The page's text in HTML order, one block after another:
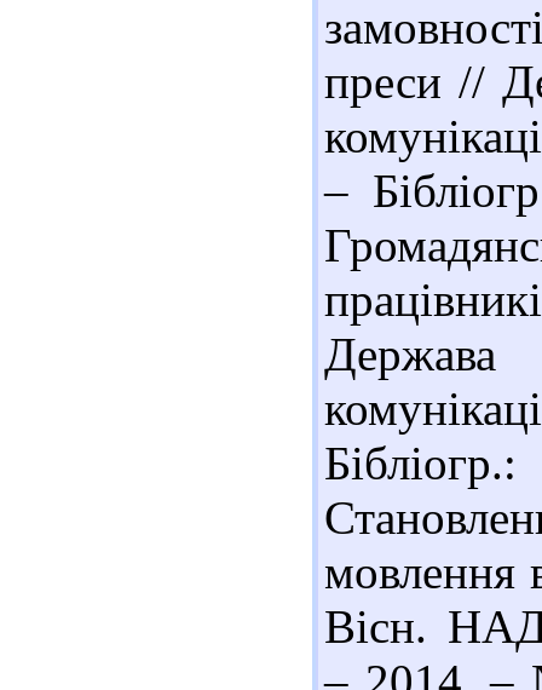
преси //
–
мовлення
Вісн.